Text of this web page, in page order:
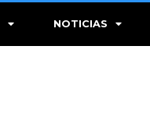
NOTICIAS